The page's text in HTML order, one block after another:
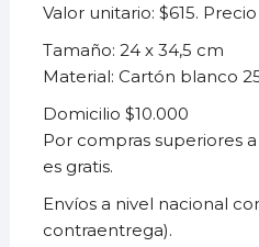
Valor unitario: $615.
Tamaño: 24 x 34,5 cm
Material: Cartón blanco
Domicilio $10.000
Por compras superiores
es gratis.
Envíos a nivel nacional
contraentrega).